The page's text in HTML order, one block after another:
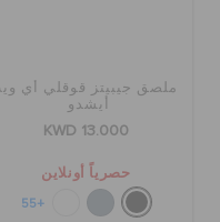
ملصق جيبيتز قوقلي أي
أيشدو
KWD 13.000
حصرياً أونلاين
+55